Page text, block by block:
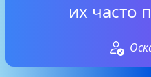
их часто